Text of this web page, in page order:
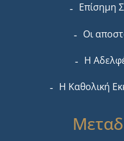
Επίσημη
Οι
Η
Η Καθολική